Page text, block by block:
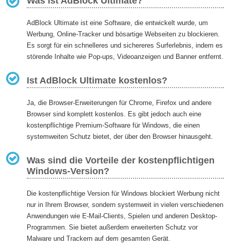
AdBlock Ultimate ist eine Software, die entwickelt wurde, um
Werbung, Online-Tracker und bösartige Webseiten zu blockieren.
Es sorgt für ein schnelleres und sichereres Surferlebnis, indem es
störende Inhalte wie Pop-ups, Videoanzeigen und Banner entfernt.
Ist AdBlock Ultimate kostenlos?
Ja, die Browser-Erweiterungen für Chrome, Firefox und andere
Browser sind komplett kostenlos. Es gibt jedoch auch eine
kostenpflichtige Premium-Software für Windows, die einen
systemweiten Schutz bietet, der über den Browser hinausgeht.
Was sind die Vorteile der kostenpflichtigen
Windows-Version?
Die kostenpflichtige Version für Windows blockiert Werbung nicht
nur in Ihrem Browser, sondern systemweit in vielen verschiedenen
Anwendungen wie E-Mail-Clients, Spielen und anderen Desktop-
Programmen. Sie bietet außerdem erweiterten Schutz vor
Malware und Trackern auf dem gesamten Gerät.